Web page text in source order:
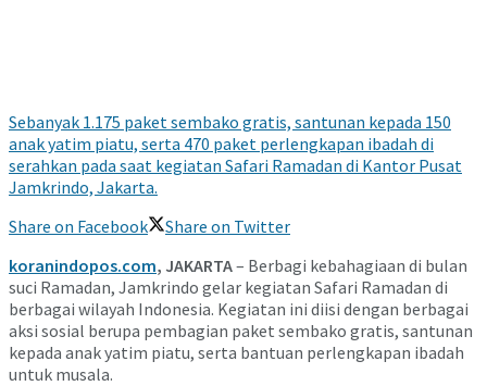
Sebanyak 1.175 paket sembako gratis, santunan kepada 150
anak yatim piatu, serta 470 paket perlengkapan ibadah di
serahkan pada saat kegiatan Safari Ramadan di Kantor Pusat
Jamkrindo, Jakarta.
Share on Facebook
Share on Twitter
koranindopos.com, JAKARTA– Berbagi kebahagiaan di bulan
suci Ramadan, Jamkrindo gelar kegiatan Safari Ramadan di
berbagai wilayah Indonesia. Kegiatan ini diisi dengan berbagai
aksi sosial berupa pembagian paket sembako gratis, santunan
kepada anak yatim piatu, serta bantuan perlengkapan ibadah
untuk musala.